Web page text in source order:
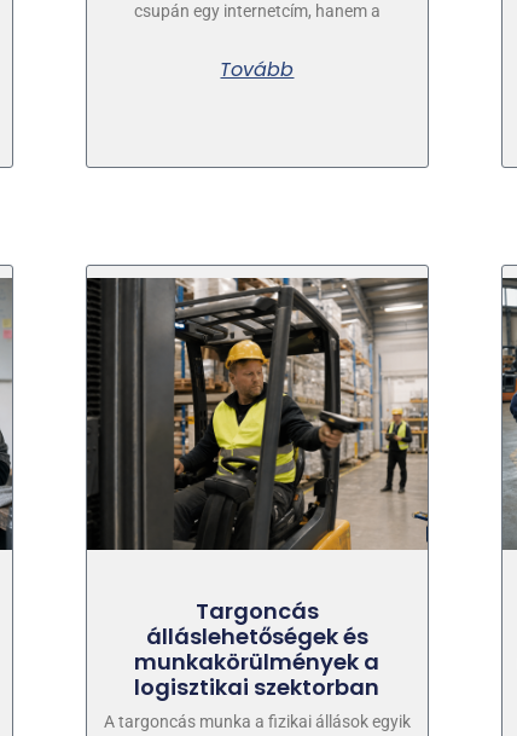
csupán egy internetcím, hanem a
Tovább
Targoncás
álláslehetőségek és
munkakörülmények a
logisztikai szektorban
A targoncás munka a fizikai állások egyik